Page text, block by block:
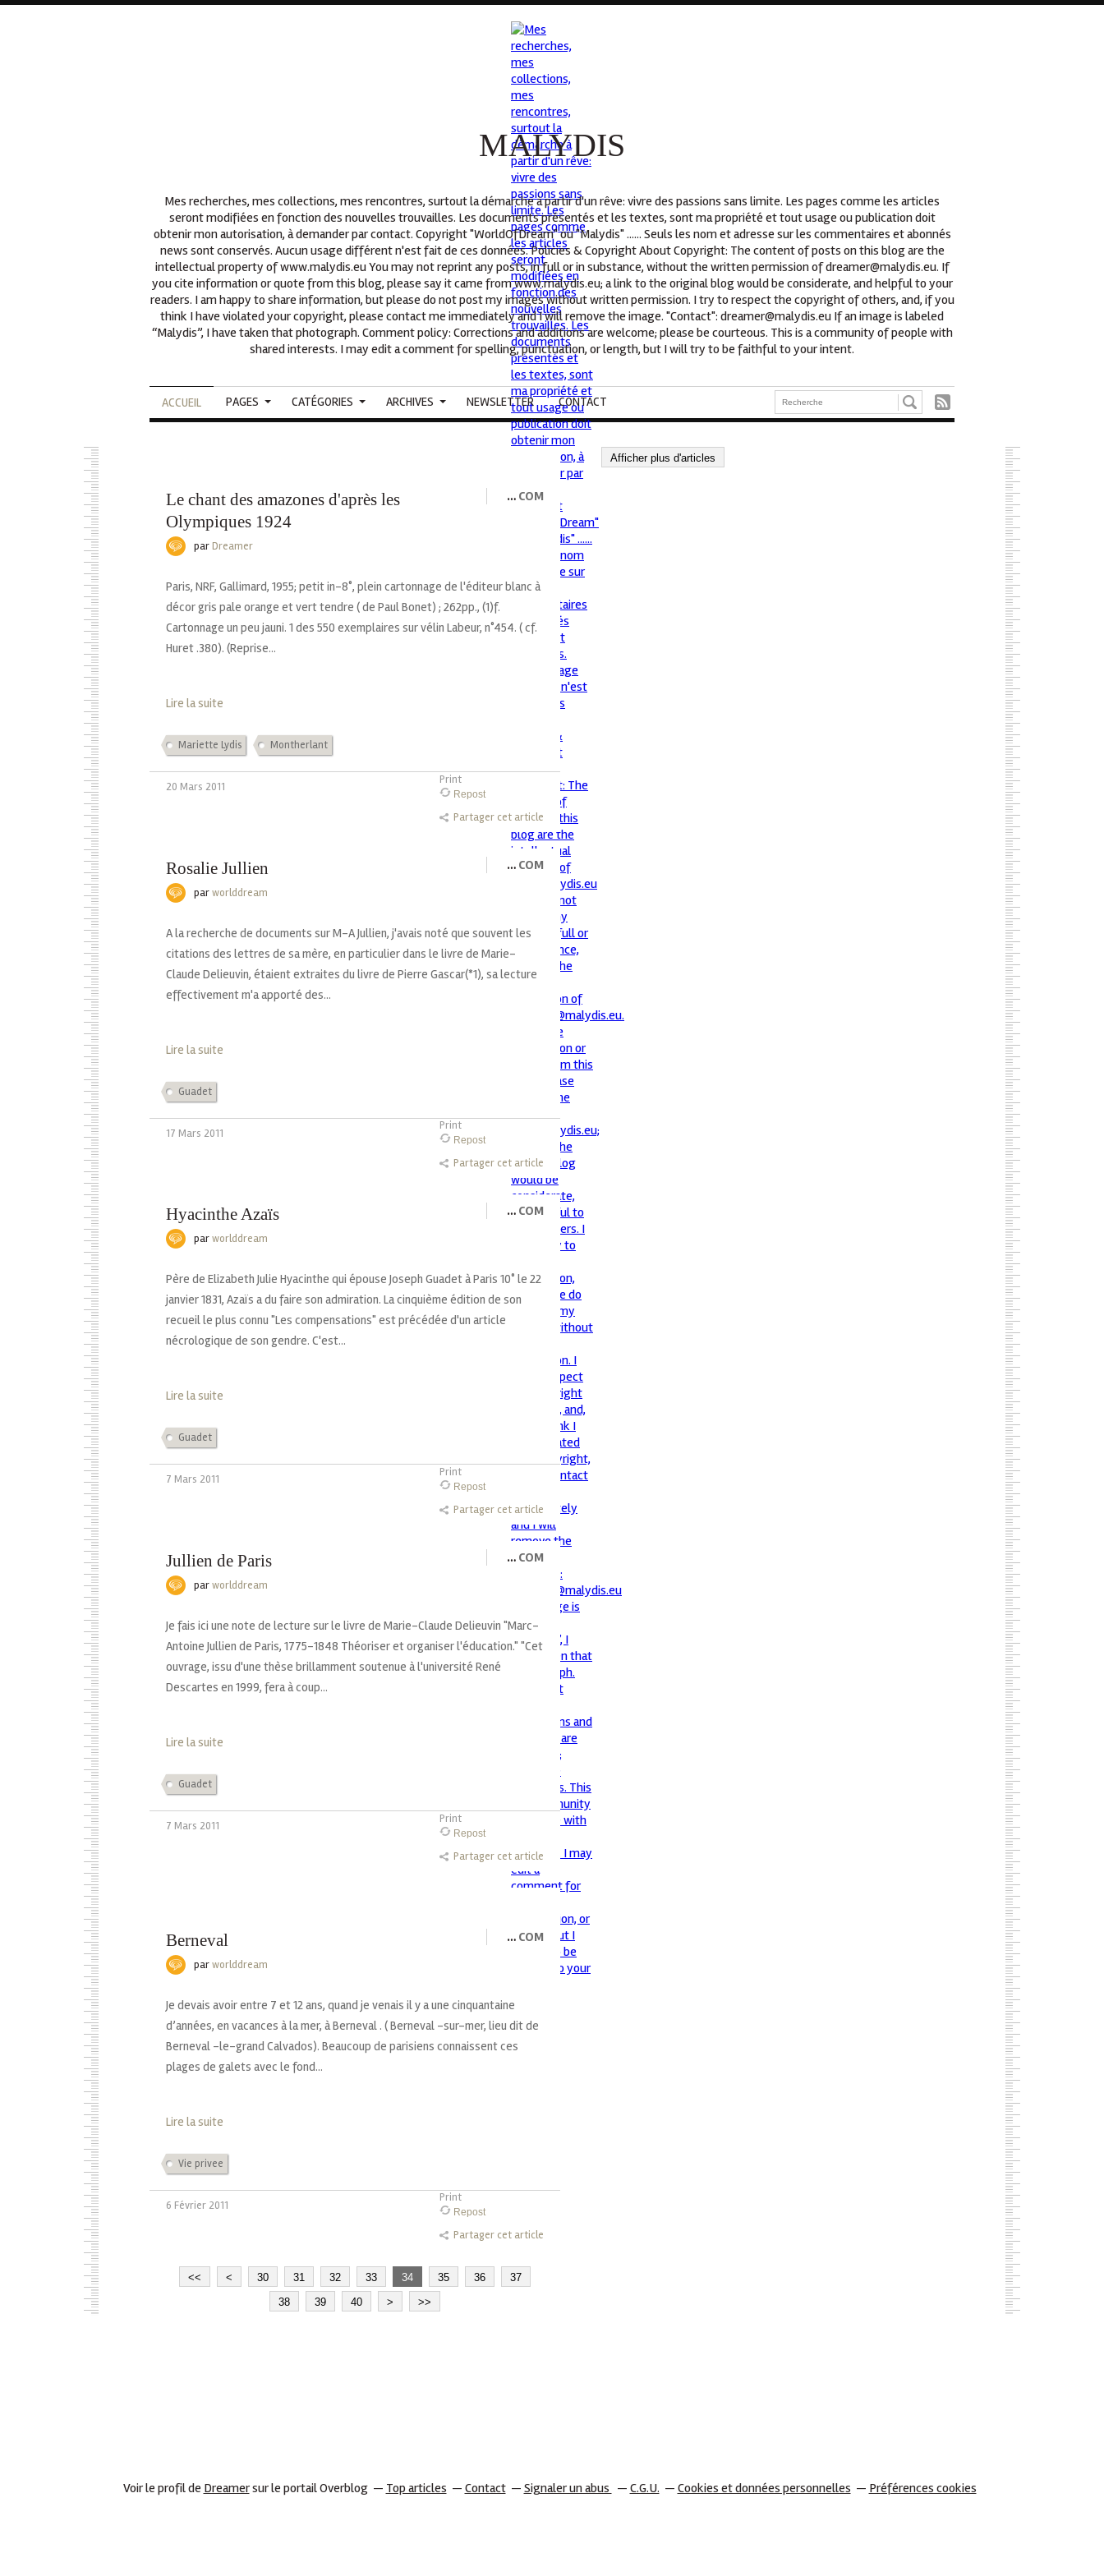
MALYDIS
Mes recherches, mes collections, mes rencontres, surtout la démarche à partir d'un rêve: vivre des passions sans limite. Les pages comme les articles
seront modifiées en fonction des nouvelles trouvailles. Les documents présentés et les textes, sont ma propriété et tout usage ou publication doit
obtenir mon autorisation, à demander par contact. Copyright "WorldOfDream" ou "Malydis" ...... Seuls les nom et adresse sur les commentaires et abonnés
news sont conservés. Aucun usage différent n'est fait de ces données. Policies & Copyright About Copyright: The content of posts on this blog are the
intellectual property of www.malydis.eu You may not reprint any posts, in full or in substance, without the written permission of dreamer@malydis.eu. If
you cite information or quote from this blog, please say it came from www.malydis.eu; a link to the original blog would be considerate, and helpful to your
readers. I am happy to share information, but please do not post my images without written permission. I try to respect the copyright of others, and, if you
think I have violated your copyright, please contact me immediately and I will remove the image. "Contact": dreamer@malydis.eu If an image is labeled
“Malydis”, I have taken that photograph. Comment policy: Corrections and additions are welcome; please be courteous. This is a community of people with
shared interests. I may edit a comment for spelling, punctuation, or length, but I will try to be faithful to your intent.
ACCUEIL PAGES CATÉGORIES ARCHIVES NEWSLETTER CONTACT
Le chant des amazones d'après les
Olympiques 1924
… COM
parDreamer
Paris, NRF, Gallimard, 1955; petit in-8°, plein cartonnage de l'éditeur blanc à
décor gris pale orange et vert tendre ( de Paul Bonet) ; 262pp., (1)f.
Cartonnage un peu jauni.‎ ‎1 des 550 exemplaires sur vélin Labeur, n°454. ( cf.
Huret .380). (Reprise...
Lire la suite
Mariette Lydis Montherlant
20 Mars 2011
Print
Repost
Partager cet article
Rosalie Jullien … COM
parworlddream
A la recherche de documents sur M-A Jullien, j'avais noté que souvent les
citations des lettres de sa mère, en particulier dans le livre de Marie-
Claude Delieuvin, étaient extraites du livre de Pierre Gascar(*1), sa lecture
effectivement m'a apporté des...
Lire la suite
Guadet
17 Mars 2011
Print
Repost
Partager cet article
Hyacinthe Azaïs … COM
parworlddream
Père de Elizabeth Julie Hyacinthe qui épouse Joseph Guadet à Paris 10° le 22
janvier 1831, Azaïs a du faire son admiration. La cinquième édition de son
recueil le plus connu "Les compensations" est précédée d'un article
nécrologique de son gendre. C'est...
Lire la suite
Guadet
7 Mars 2011
Print
Repost
Partager cet article
Jullien de Paris … COM
parworlddream
Je fais ici une note de lecture sur le livre de Marie-Claude Delieuvin "Marc-
Antoine Jullien de Paris, 1775-1848 Théoriser et organiser l'éducation." "Cet
ouvrage, issu d'une thèse brillamment soutenue à l'université René
Descartes en 1999, fera à coup...
Lire la suite
Guadet
7 Mars 2011
Print
Repost
Partager cet article
Berneval … COM
parworlddream
Je devais avoir entre 7 et 12 ans, quand je venais il y a une cinquantaine
d’années, en vacances à la mer, à Berneval . ( Berneval -sur-mer, lieu dit de
Berneval -le-grand Calvados). Beaucoup de parisiens connaissent ces
plages de galets avec le fond...
Lire la suite
Vie privee
6 Février 2011
Print
Repost
Partager cet article
<< <
1
2
30 31 32 33 34 35 36
37
38
39 40 > >>
Afficher plus d'articles
Voir le profil de Dreamersur le portail Overblog Top articles Contact Signaler un abus C.G.U. Cookies et données personnelles Préférences cookies